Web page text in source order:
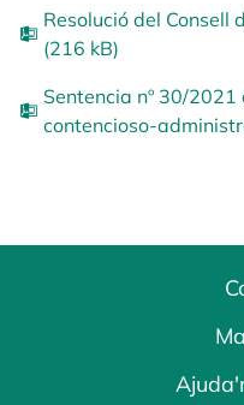
Resolució del Consell
(216 kB)
Sentencia nº 30/2021
contencioso-